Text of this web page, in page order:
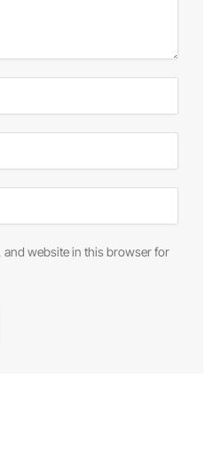
and website in this browser for